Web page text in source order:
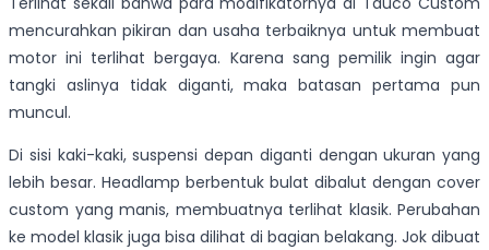
mencurahkan pikiran dan usaha terbaiknya untuk membuat
motor ini terlihat bergaya. Karena sang pemilik ingin agar
tangki aslinya tidak diganti, maka batasan pertama pun
muncul.
Di sisi kaki-kaki, suspensi depan diganti dengan ukuran yang
lebih besar. Headlamp berbentuk bulat dibalut dengan cover
custom yang manis, membuatnya terlihat klasik. Perubahan
ke model klasik juga bisa dilihat di bagian belakang. Jok dibuat